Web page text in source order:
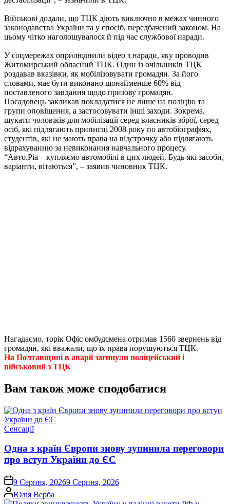
Військові додали, що ТЦК діють виключно в межах чинного
законодавства України та у спосіб, передбачений законом. На
цьому чітко наголошувалося й під час службової наради.
У соцмережах оприлюднили відео з наради, яку проводив
Житомирський обласний ТЦК. Один із очільників ТЦК
роздавав вказівки, як мобілізовувати громадян. За його
словами, має бути виконано щонайменше 60% від
поставленого завдання щодо призову громадян.
Посадовець закликав покладатися не лише на поліцію та
групи оповіщення, а застосовувати інші заходи. Зокрема,
шукати чоловіків для мобілізації серед власників зброї, серед
осіб, які підлягають приписці 2008 року по автобіографіях,
студентів, які не мають права на відстрочку або підлягають
відрахуванню за невиконання навчального процесу.
“Авто.Ріа – купляємо автомобілі в цих людей. Будь-які засоби,
варіанти, вітаються”, – заявив чиновник ТЦК.
Нагадаємо, торік Офіс омбудсмена отримав 1560 звернень від
громадян, які вважали, що їх права порушуються ТЦК.
На Полтавщині в аварії загинули поліцейський і
військовий з ТЦК
Вам також може сподобатися
Опублікувати
Сенсації
Одна з країн Європи знову зупинила переговори
про вступ України до ЄС
on9 Серпня, 20269 Серпня, 2026
Опубліковано
Юлія Верба